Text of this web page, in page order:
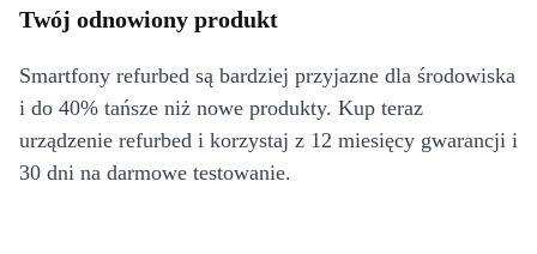
Twój odnowiony produkt
Smartfony refurbed są bardziej przyjazne dla środowiska
i do 40% tańsze niż nowe produkty. Kup teraz
urządzenie refurbed i korzystaj z 12 miesięcy gwarancji i
30 dni na darmowe testowanie.